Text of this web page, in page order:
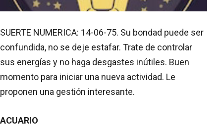
SUERTE NUMERICA: 14-06-75. Su bondad puede ser
confundida, no se deje estafar. Trate de controlar
sus energías y no haga desgastes inútiles. Buen
momento para iniciar una nueva actividad. Le
proponen una gestión interesante.
ACUARIO